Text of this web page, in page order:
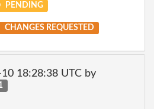
PENDING
CHANGES REQUESTED
18:28:38 UTC by